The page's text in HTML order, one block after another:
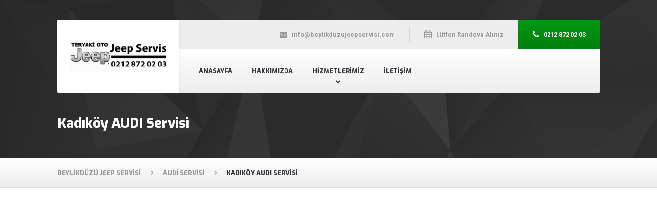
ANASAYFA HAKKIMIZDA HIZMETLERIMIZ İLETIŞIM
info@beylikduzujeepservisi.com Lütfen Randevu Alınız 0212 872 02 03
Kadıköy AUDI Servisi
BEYLIKDÜZÜ JEEP SERVISI AUDI SERVISI KADIKÖY AUDI SERVISI